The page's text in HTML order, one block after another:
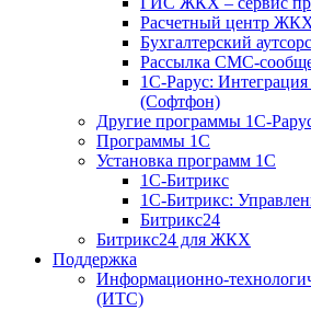
Расчетный центр
Бухгалтерский
Рассылка СМС-
1С-Рарус: Интеграция
(Софтфон)
Другие программы 1С-
Программы 1С
Установка программ 1С
1С-Битрикс
1С-Битрикс:
Битрикс24
Битрикс24 для ЖКХ
Поддержка
Информационно-
(ИТС)